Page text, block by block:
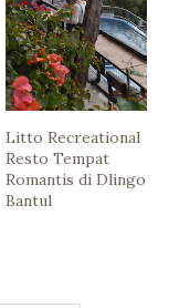
Litto Recreational
Resto Tempat
Romantis di Dlingo
Bantul